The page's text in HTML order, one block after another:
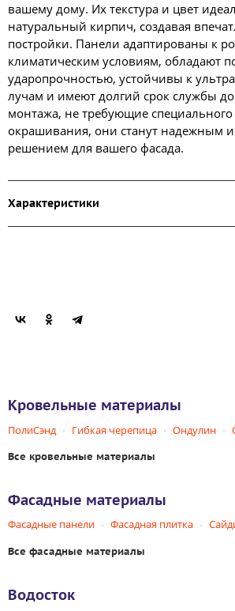
вашему дому. Их текстура и цвет
натуральный кирпич, создавая
постройки. Панели адаптированы к
климатическим условиям, обладают
ударопрочностью, устойчивы к
лучам и имеют долгий срок службы до
монтажа, не требующие специального
окрашивания, они станут надежным
решением для вашего фасада.
Характеристики
Кровельные материалы
ПолиСэнд Гибкая черепица Ондулин
Все кровельные материалы
Фасадные материалы
Фасадные панели Фасадная плитка
Все фасадные материалы
Водосток